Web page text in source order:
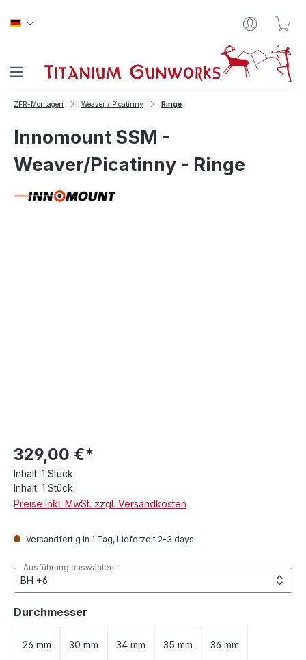
ZFR-Montagen Weaver / Picatinny Ringe
Innomount SSM -
Weaver/Picatinny - Ringe
329,00 €*
Inhalt: 1 Stück
Inhalt: 1 Stück
Preise inkl. MwSt. zzgl. Versandkosten
Versandfertig in 1 Tag, Lieferzeit 2-3 days
Ausführung auswählen
Durchmesser
26 mm 30 mm 34 mm 35 mm 36 mm